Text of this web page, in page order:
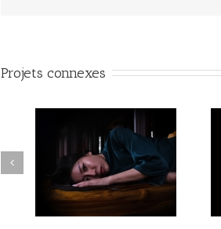
Projets connexes
Fleuve #039